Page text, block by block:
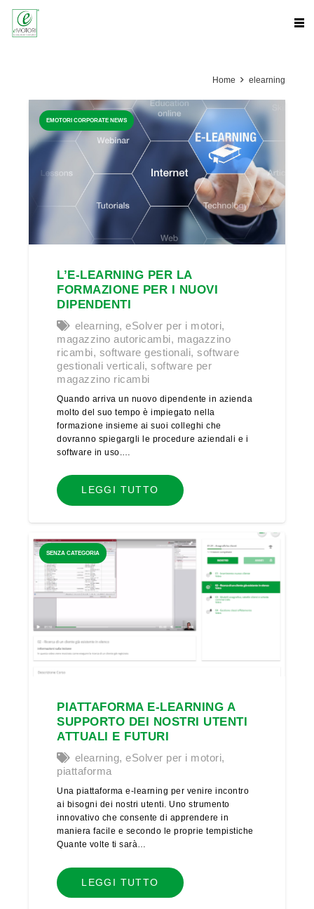
Home elearning
EMOTORI CORPORATE NEWS
L’E-LEARNING PER LA
FORMAZIONE PER I NUOVI
DIPENDENTI
elearning,eSolver per i motori,
magazzino autoricambi, magazzino
ricambi, software gestionali,software
gestionali verticali,software per
magazzino ricambi
Quando arriva un nuovo dipendente in azienda
molto del suo tempo è impiegato nella
formazione insieme ai suoi colleghi che
dovranno spiegargli le procedure aziendali e i
software in uso.…
LEGGI TUTTO
SENZA CATEGORIA
PIATTAFORMA E-LEARNING A
SUPPORTO DEI NOSTRI UTENTI
ATTUALI E FUTURI
elearning,eSolver per i motori,
piattaforma
Una piattaforma e-learning per venire incontro
ai bisogni dei nostri utenti. Uno strumento
innovativo che consente di apprendere in
maniera facile e secondo le proprie tempistiche
Quante volte ti sarà…
LEGGI TUTTO